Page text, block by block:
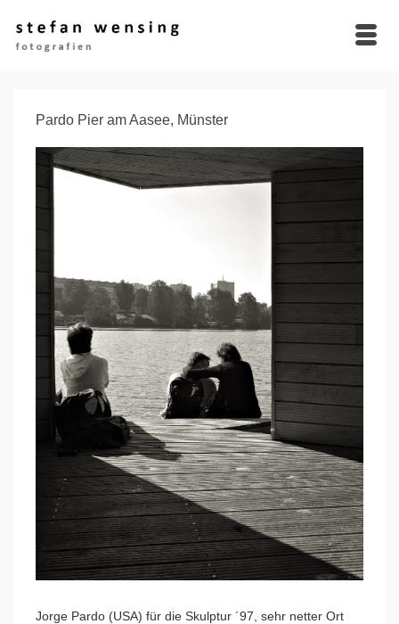
Pardo Pier am Aasee, Münster
Jorge Pardo (USA) für die Skulptur ´97, sehr netter Ort